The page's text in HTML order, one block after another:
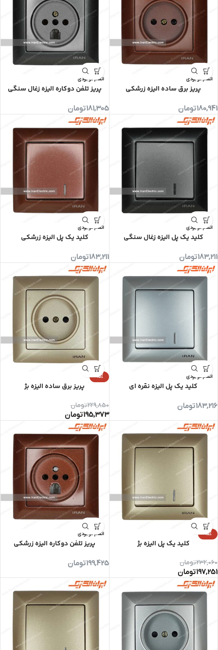
اتمام موجودی
پریز برق ساده الیزه زرشکی
180,941تومان
اتمام موجودی
پریز تلفن دوکاره الیزه زغال سنگی
181,305تومان
اتمام موجودی
کلید یک پل الیزه زغال سنگی
183,211تومان
اتمام موجودی
کلید یک پل الیزه زرشکی
183,211تومان
اتمام موجودی
کلید یک پل الیزه نقره ای
183,216تومان
-15%
پریز برق ساده الیزه بژ
229,850تومان
195,373تومان
-15%
کلید یک پل الیزه بژ
232,060تومان
197,251تومان
اتمام موجودی
پریز تلفن دوکاره الیزه زرشکی
199,425تومان